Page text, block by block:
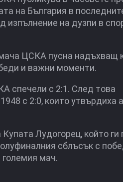
на България в
изпълнение на дузпи в
ЦСКА пусна надъхващ
и важни моменти.
спечели с 2:1. След това
с 2:0, които утвърдиха
Лудогорец, който ги
сблъсък с
големия мач.